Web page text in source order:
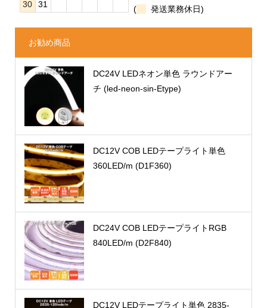
30
31 ( 発送業務休日)
お勧め商品
DC24V LEDネオン単色 ラウンドアー
チ (led-neon-sin-Etype)
DC12V COB LEDテープライト単色
360LED/m (D1F360)
DC24V COB LEDテープライトRGB
840LED/m (D2F840)
DC12V LEDテープライト単色 2835-